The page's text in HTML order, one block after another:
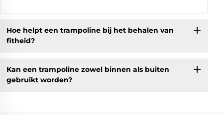
Hoe helpt een trampoline bij het behalen van
fitheid?
Kan een trampoline zowel binnen als buiten
gebruikt worden?